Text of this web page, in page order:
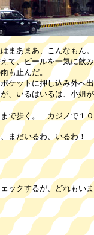
まあまあ、こんなもん。
ルを一気に飲み、
んだ。
に押し込み外へ出
はいるは、小姐が
カジノで１０万円
、まだいるわ、いるわ！
ックするが、どれもい